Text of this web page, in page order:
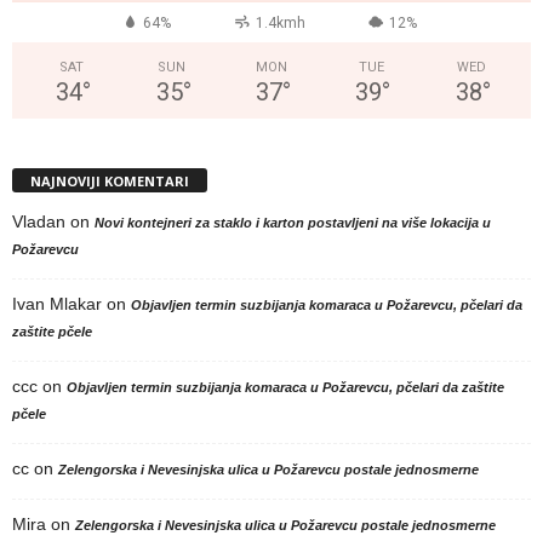
64% 1.4kmh 12%
SAT
34°
SUN
35°
MON
37°
TUE
39°
WED
38°
NAJNOVIJI KOMENTARI
Vladan on Novi kontejneri za staklo i karton postavljeni na više lokacija u
Požarevcu
Ivan Mlakar on Objavljen termin suzbijanja komaraca u Požarevcu, pčelari da
zaštite pčele
ccc on Objavljen termin suzbijanja komaraca u Požarevcu, pčelari da zaštite
pčele
cc on Zelengorska i Nevesinjska ulica u Požarevcu postale jednosmerne
Mira on Zelengorska i Nevesinjska ulica u Požarevcu postale jednosmerne